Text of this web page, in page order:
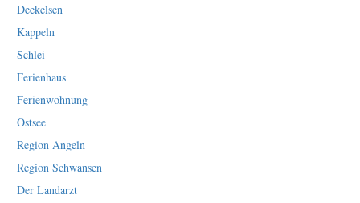
Deekelsen
Kappeln
Schlei
Ferienhaus
Ferienwohnung
Ostsee
Region Angeln
Region Schwansen
Der Landarzt